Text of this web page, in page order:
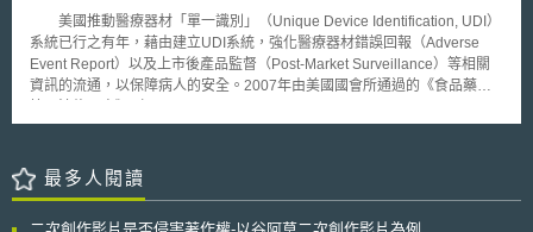
濟增加2.6兆至4.4兆的經濟價值[2]。同時在美國資訊科技研究與顧問公司
Gartner對於超過2500名高階主管的調查中，45%受訪者認為ChatGPT問
世，增加其對於AI的投資。而且68%受訪者認為AI的好處大於風險，僅有
5%受訪者認為風險大於好處[3]。然而有社會輿論認為AI的判斷依賴訓練資
料，將可能複製人類偏見，造成AI歧視問題，而且若程式碼有漏洞或帳戶被
受性別或膚色等歧視[4]，同時亦有論者認為若用於訓練AI的歷史資料，本身
存有偏見問題，則可能導致系統自動拒絕向邊緣化族群貸款，在無形之中加
劇，甚至永久化對於特定種族或性別的歧視[5]。 其次，關於資料外洩問
美國推動醫療器材「單一識別」（Unique Device Identification, UDI）
系統已行之有年，藉由建立UDI系統，強化醫療器材錯誤回報（Adverse
Event Report）以及上市後產品監督（Post-Market Surveillance）等相關
資訊的流通，以保障病人的安全。2007年由美國國會所通過的《食品藥物
2007, FDAAA）第226項，修正《食品、藥物及化妝品法》（Federal
品藥物管理局（U.S. Food and Drug Administration, FDA）訂定「醫療器
材單一識別系統」法規之法源基礎。另一方面，在美國國會的要求之下，
最多人閱讀